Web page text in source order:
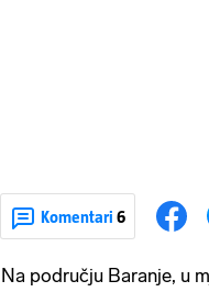
Komentari 6
Na području Baranje, u